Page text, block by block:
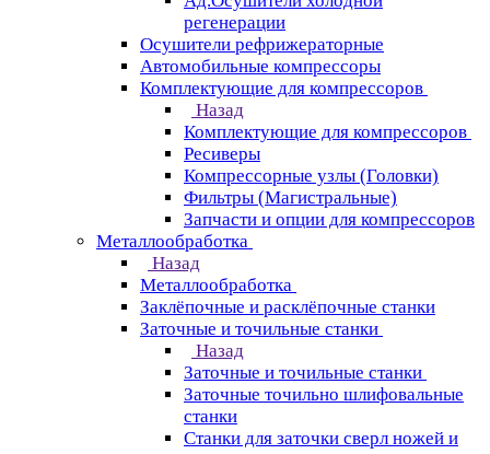
регенерации
Осушители рефрижераторные
Автомобильные компрессоры
Комплектующие для компрессоров
Назад
Комплектующие для компрессоров
Ресиверы
Компрессорные узлы (Головки)
Фильтры (Магистральные)
Запчасти и опции для компрессоров
Металлообработка
Назад
Металлообработка
Заклёпочные и расклёпочные станки
Заточные и точильные станки
Назад
Заточные и точильные станки
Заточные точильно шлифовальные
станки
Станки для заточки сверл ножей и